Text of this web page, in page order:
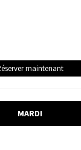
maintenant
MARDI